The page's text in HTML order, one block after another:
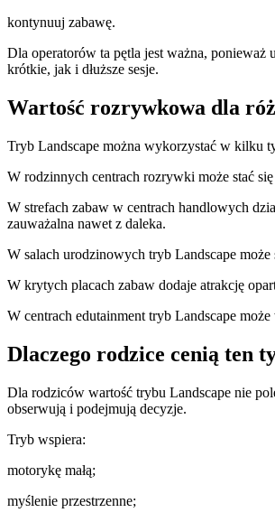
kontynuuj zabawę.
Dla operatorów ta pętla jest ważna, ponieważ
krótkie, jak i dłuższe sesje.
Wartość rozrywkowa dla
Tryb Landscape można wykorzystać w kilku
W rodzinnych centrach rozrywki może stać
W strefach zabaw w centrach handlowych
zauważalna nawet z daleka.
W salach urodzinowych tryb Landscape
W krytych placach zabaw dodaje atrakcję
W centrach edutainment tryb Landscape
Dlaczego rodzice cenią ten
Dla rodziców wartość trybu Landscape nie
obserwują i podejmują decyzje.
Tryb wspiera:
motorykę małą;
myślenie przestrzenne;